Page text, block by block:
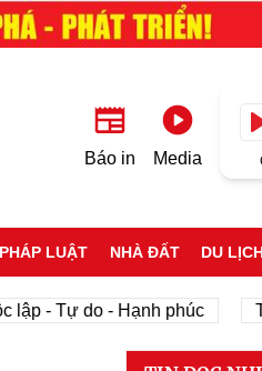
Báo in Media
PHÁP LUẬT NHÀ ĐẤT DU
Tự do - Hạnh phúc Tôi